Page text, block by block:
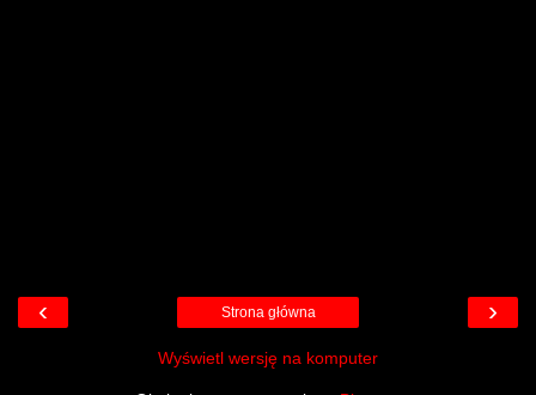
‹ ›
Strona główna
Wyświetl wersję na komputer